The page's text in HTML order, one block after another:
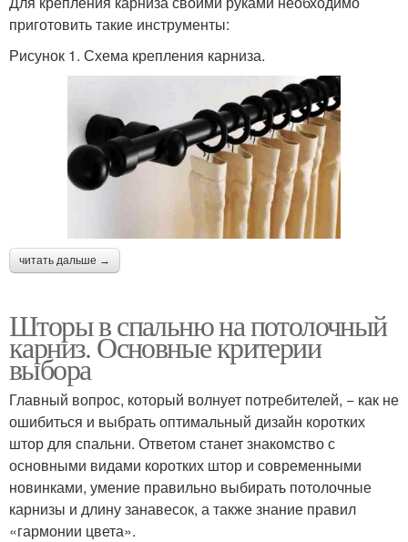
приготовить такие инструменты:
Рисунок 1. Схема крепления карниза.
читать дальше →
Шторы в спальню на потолочный
карниз. Основные критерии
выбора
Главный вопрос, который волнует потребителей, − как не
ошибиться и выбрать оптимальный дизайн коротких
штор для спальни. Ответом станет знакомство с
основными видами коротких штор и современными
новинками, умение правильно выбирать потолочные
карнизы и длину занавесок, а также знание правил
«гармонии цвета».